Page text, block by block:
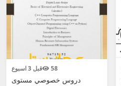
قبل 3 اسبوع 58
دروس خصوصي مستوى